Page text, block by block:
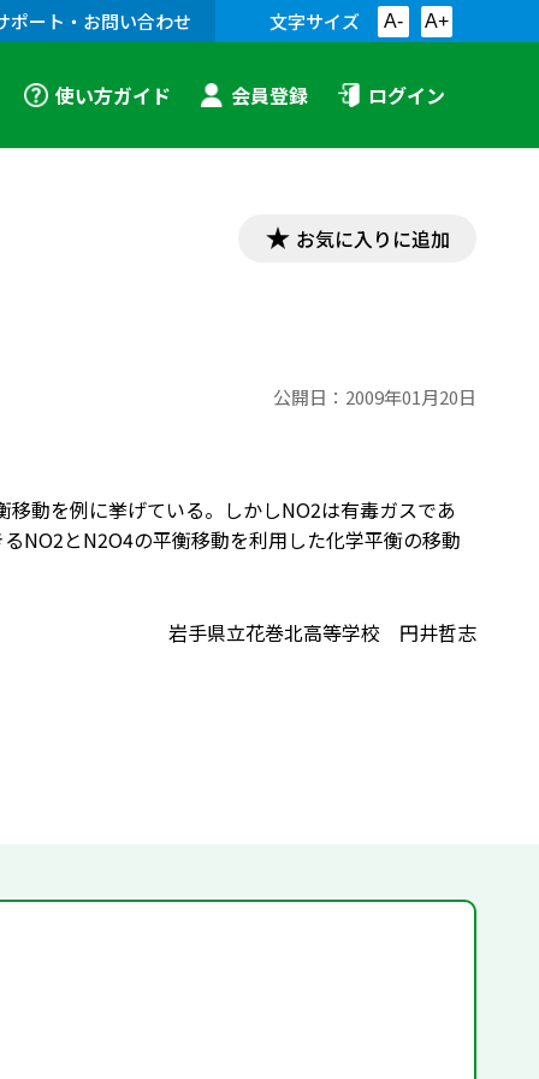
ポート・お問い合わせ 文字サイズ A- A+
使い方ガイド 会員登録 ログイン
お気に入りに追加
公開日： 2009年01月20日
動を例に挙げている。しかしNO2は有毒ガスであ
NO2とN2O4の平衡移動を利用した化学平衡の移動
岩手県立花巻北高等学校 円井哲志